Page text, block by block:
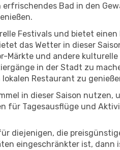
Bad in den
Festivals und bietet
das Wetter in dieser
Märkte und andere
in der Stadt zu
Restaurant zu
in dieser Saison
für Tagesausflüge und
diejenigen, die
eingeschränkter ist,